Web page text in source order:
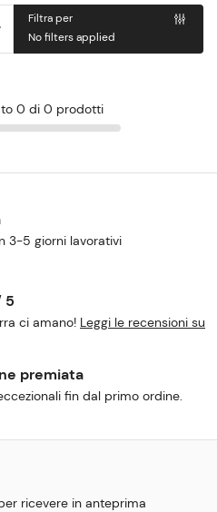
Filtra per
No filters applied
0 di 0 prodotti
3-5 giorni lavorativi
5
ci amano! Leggi le recensioni su
premiata
fin dal primo ordine.
ricevere in anteprima